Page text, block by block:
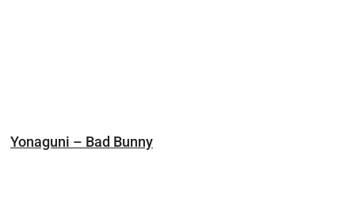
Yonaguni – Bad Bunny